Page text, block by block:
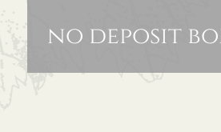
no deposit